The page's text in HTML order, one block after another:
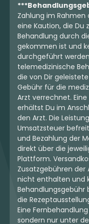
Zahlung im
eine Kaution, die Du
Behandlung durch
gekommen ist und
durchgeführt
telemedizinische
die von Dir
Gebühr für die
Arzt verrechnet.
erhältst Du im
den Arzt. Die
Umsatzsteuer
und Bezahlung der
direkt über die
Plattform.
Zusatzgebühren der
nicht enthalten und
Behandlungsgebühr
die
Eine
sondern nur unter